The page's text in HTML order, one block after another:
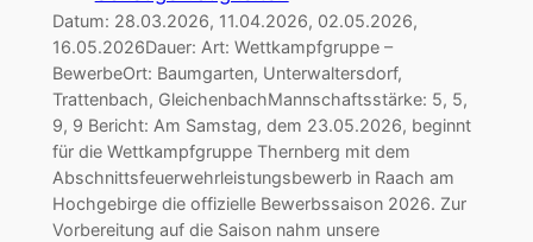
Datum: 28.03.2026, 11.04.2026, 02.05.2026,
16.05.2026Dauer: Art: Wettkampfgruppe –
BewerbeOrt: Baumgarten, Unterwaltersdorf,
Trattenbach, GleichenbachMannschaftsstärke: 5, 5,
9, 9 Bericht: Am Samstag, dem 23.05.2026, beginnt
für die Wettkampfgruppe Thernberg mit dem
Abschnittsfeuerwehrleistungsbewerb in Raach am
Hochgebirge die offizielle Bewerbssaison 2026. Zur
Vorbereitung auf die Saison nahm unsere